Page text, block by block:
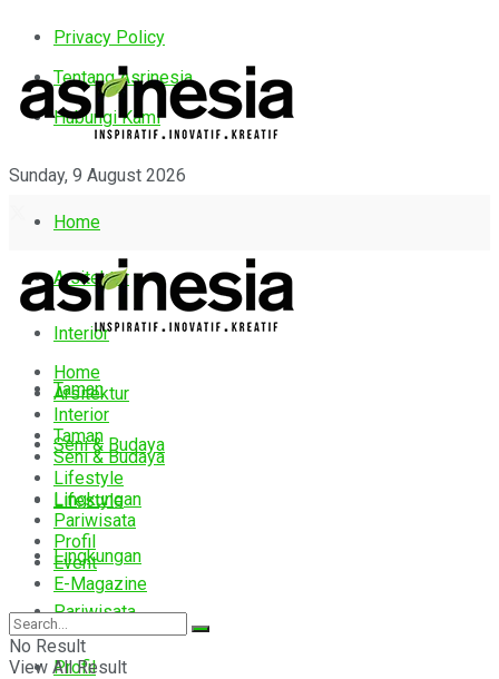
Privacy Policy
Tentang Asrinesia
Hubungi Kami
Sunday, 9 August 2026
Home
Arsitektur
Interior
Taman
Seni & Budaya
Lifestyle
Lingkungan
Pariwisata
Profil
Home
Arsitektur
Interior
Taman
Seni & Budaya
Lifestyle
Lingkungan
Pariwisata
Profil
Event
E-Magazine
No Result
View All Result